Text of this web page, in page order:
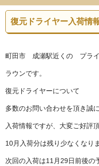
復元ドライヤー入荷情
町田市 成瀬駅近くの プライ
ラウンです。
復元ドライヤーについて
多数のお問い合わせを頂き誠
入荷情報ですが、大変ご好評
10月入荷分は残り少なくなり
次回の入荷は11月29日前後の